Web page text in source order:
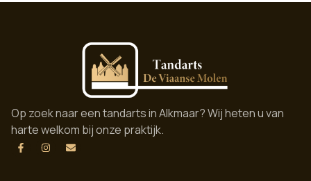
Op zoek naar een tandarts in Alkmaar? Wij heten u van
harte welkom bij onze praktijk.